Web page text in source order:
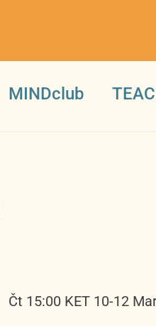
MINDclub
Čt 15:00 KET 10-12